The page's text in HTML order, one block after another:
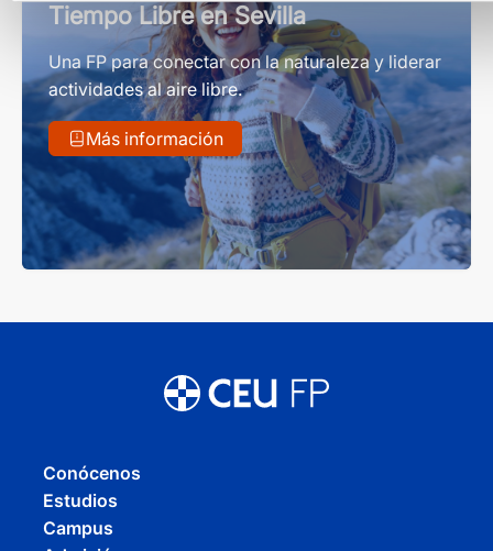
Tiempo Libre en Sevilla
Una FP para conectar con la naturaleza y liderar
actividades al aire libre.
Más información
Conócenos
Estudios
Campus